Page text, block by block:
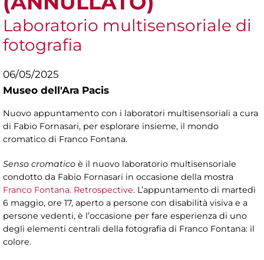
Laboratorio multisensoriale di
fotografia
06/05/2025
Museo dell'Ara Pacis
Nuovo appuntamento con i laboratori multisensoriali a cura
di Fabio Fornasari, per esplorare insieme, il mondo
cromatico di Franco Fontana.
Senso cromatico è il nuovo laboratorio multisensoriale
condotto da Fabio Fornasari in occasione della mostra
Franco Fontana. Retrospective. L’appuntamento di martedì
6 maggio, ore 17, aperto a persone con disabilità visiva e a
persone vedenti, è l’occasione per fare esperienza di uno
degli elementi centrali della fotografia di Franco Fontana: il
colore.